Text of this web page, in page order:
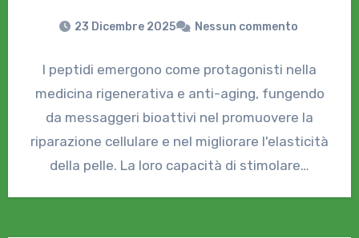
23 Dicembre 2025 Nessun commento
I peptidi emergono come protagonisti nella
medicina rigenerativa e anti-aging, fungendo
da messaggeri bioattivi nel promuovere la
riparazione cellulare e nel migliorare l'elasticità
della pelle. La loro capacità di stimolare…